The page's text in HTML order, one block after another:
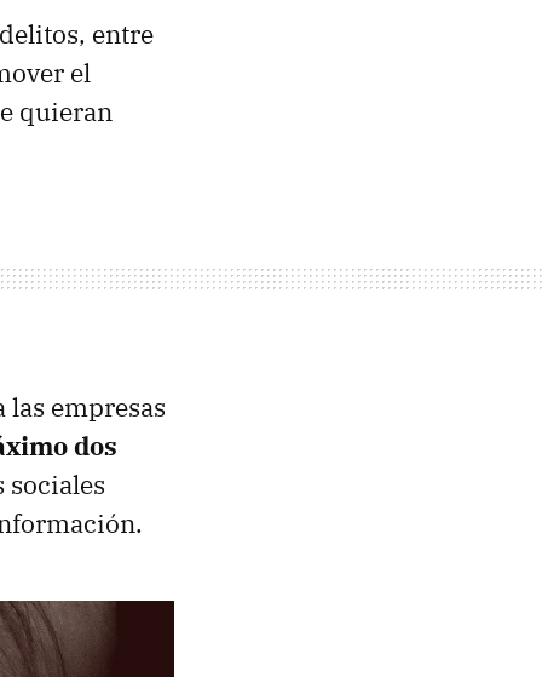
entre
el
quieran
las empresas
dos
sociales